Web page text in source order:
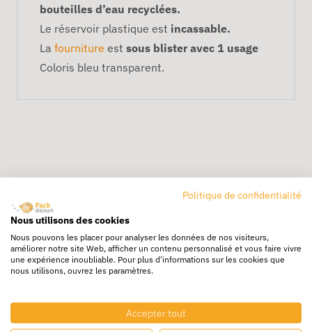
bouteilles d’eau recyclées.
Le réservoir plastique est incassable.
La fourniture est sous blister avec 1 usage
Coloris bleu transparent.
Livraison rapide
Livraison gratuite
Dès 250€ HT d’achat
Destockage
Profitez de prix bas toute l’année
Politique de confidentialité
Nous utilisons des cookies
Nous pouvons les placer pour analyser les données de nos visiteurs,
améliorer notre site Web, afficher un contenu personnalisé et vous faire vivre
une expérience inoubliable. Pour plus d'informations sur les cookies que
nous utilisons, ouvrez les paramètres.
Accepter tout